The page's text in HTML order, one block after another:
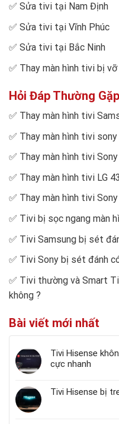
✅ Sửa tivi tại Nam Định
✅ Sửa tivi tại Vĩnh Phúc
✅ Sửa tivi tại Bắc Ninh
✅ Thay màn hình tivi bị vỡ
Hỏi Đáp Thường Gặp
✅ Thay màn hình tivi
✅ Thay màn hình tivi
✅ Thay màn hình tivi
✅ Thay màn hình tivi LG
✅ Thay màn hình tivi
✅ Tivi bị sọc ngang màn
✅ Tivi Samsung bị sét
✅ Tivi Sony bị sét đánh
✅ Tivi thường và Smart
không ?
Bài viết mới nhất
Tivi Hisense
cực nhanh
Tivi Hisense bị